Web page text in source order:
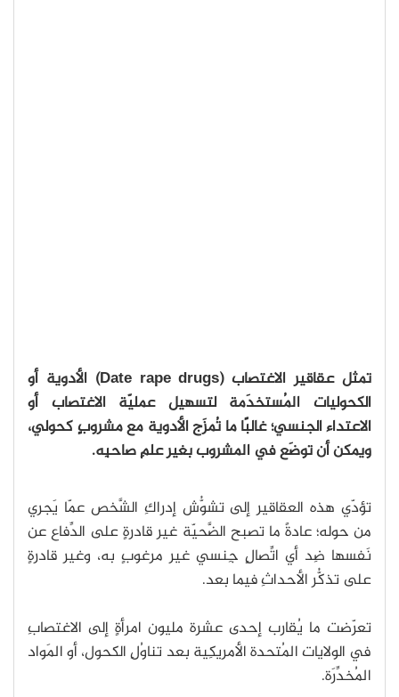
تمثل عقاقير الاغتصاب (Date rape drugs) الأدوية أو
الكحوليات المُستخدَمة لتسهيل عمليّة الاغتصاب أو
الاعتداء الجنسي؛ غالبًا ما تُمزَج الأدوية مع مشروبٍ كحولي،
ويمكن أن توضَع في المشروب بغير علمِ صاحبِه.
تؤدّي هذه العقاقير إلى تشوُّش إدراكِ الشَّخص عمّا يَجري
من حوله؛ عادةً ما تصبح الضَّحيّة غير قادرةٍ على الدِّفاع عن
نَفسها ضِد أي اتِّصالٍ جِنسي غير مرغوبٍ به، وغير قادرةٍ
على تذكُّر الأحداثِ فيما بعد.
تعرّضت ما يُقارب إحدى عشرة مليون امرأةٍ إلى الاغتصابِ
في الولايات المُتحدة الأمريكِية بعد تناوُلِ الكحول، أو المَواد
المُخدِّرَة.